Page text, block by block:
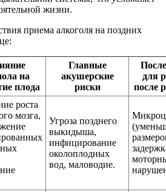
жизни.
приема алкоголя на поздних
на
плода
Главные
акушерские
риски
для
после
роста
мозга,
Угроза позднего
выкидыша,
инфицирование
околоплодных
вод, маловодие.